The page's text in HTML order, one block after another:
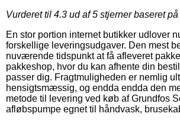
Vurderet til 4.3 ud af 5 stjerner baseret på
En stor portion internet butikker udlover
forskellige leveringsudgaver. Den mest
nuværende tidspunkt at få afleveret
pakkeshop, hvor du kan afhente din
passer dig. Fragtmuligheden er nemlig
hensigtsmæssig, og endda endda den
metode til levering ved køb af Grundfos
afløbspumpe egnet til håndvask,